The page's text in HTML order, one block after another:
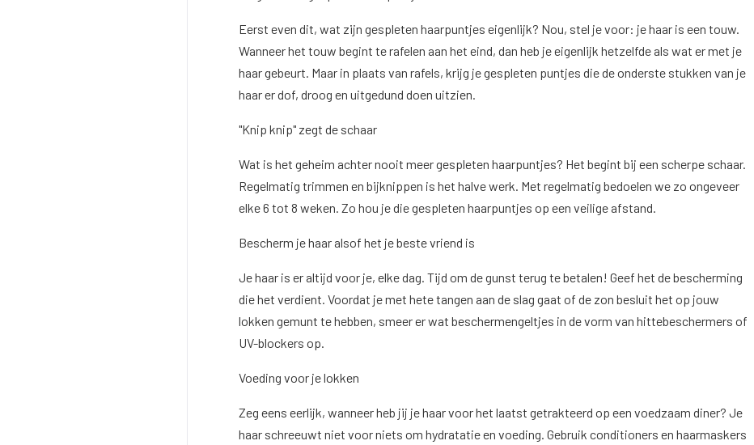
Eerst even dit, wat zijn gespleten haarpuntjes eigenlijk? Nou, stel je voor: je haar is een touw.
Wanneer het touw begint te rafelen aan het eind, dan heb je eigenlijk hetzelfde als wat er met je
haar gebeurt. Maar in plaats van rafels, krijg je gespleten puntjes die de onderste stukken van je
haar er dof, droog en uitgedund doen uitzien.
"Knip knip" zegt de schaar
Wat is het geheim achter nooit meer gespleten haarpuntjes? Het begint bij een scherpe schaar.
Regelmatig trimmen en bijknippen is het halve werk. Met regelmatig bedoelen we zo ongeveer
elke 6 tot 8 weken. Zo hou je die gespleten haarpuntjes op een veilige afstand.
Bescherm je haar alsof het je beste vriend is
Je haar is er altijd voor je, elke dag. Tijd om de gunst terug te betalen! Geef het de bescherming
die het verdient. Voordat je met hete tangen aan de slag gaat of de zon besluit het op jouw
lokken gemunt te hebben, smeer er wat beschermengeltjes in de vorm van hittebeschermers of
UV-blockers op.
Voeding voor je lokken
Zeg eens eerlijk, wanneer heb jij je haar voor het laatst getrakteerd op een voedzaam diner? Je
haar schreeuwt niet voor niets om hydratatie en voeding. Gebruik conditioners en haarmaskers